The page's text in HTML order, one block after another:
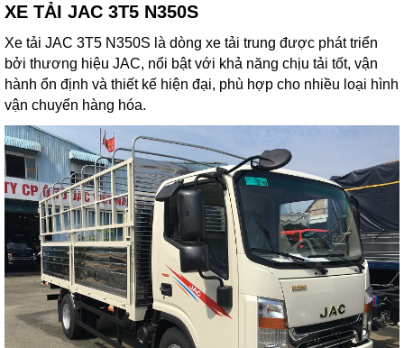
XE TẢI JAC 3T5 N350S
Xe tải JAC 3T5 N350S là dòng xe tải trung được phát triển
bởi thương hiệu JAC, nổi bật với khả năng chịu tải tốt, vận
hành ổn định và thiết kế hiện đại, phù hợp cho nhiều loại hình
vận chuyển hàng hóa.